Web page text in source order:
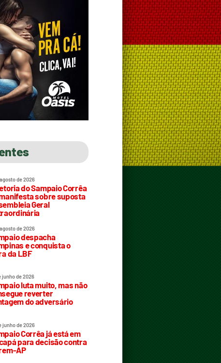
de 2026
do Sampaio Corrêa
sobre suposta
Geral
de 2026
despacha
e conquista o
da LBF
junho de 2026
luta muito, mas não
reverter
do adversário
junho de 2026
Corrêa já está em
para decisão contra
AP